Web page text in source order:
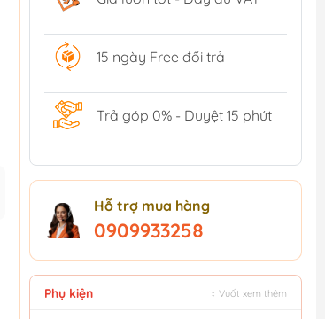
15 ngày Free đổi trả
Trả góp 0% - Duyệt 15 phút
Hỗ trợ mua hàng
0909933258
Phụ kiện ↕ Vuốt xem thêm